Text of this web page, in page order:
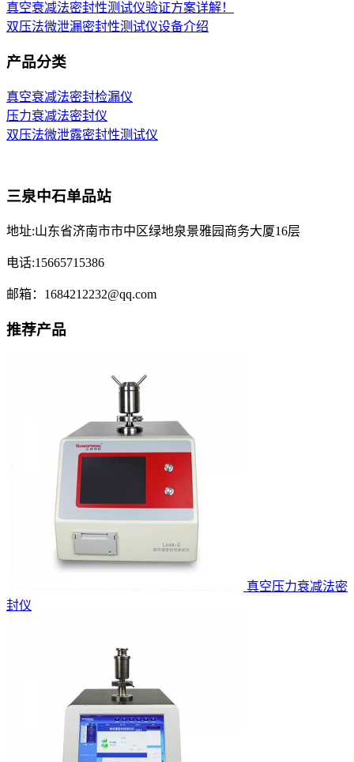
真空衰减法密封性测试仪验证方案详解！
双压法微泄漏密封性测试仪设备介绍
产品分类
真空衰减法密封检漏仪
压力衰减法密封仪
双压法微泄露密封性测试仪
三泉中石单品站
地址:山东省济南市市中区绿地泉景雅园商务大厦16层
电话:15665715386
邮箱：1684212232@qq.com
推荐产品
真空压力衰减法密
封仪